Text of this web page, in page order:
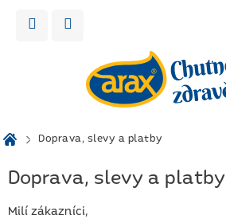
DomůDoprava, slevy a platby
Doprava, slevy a platby
Milí zákazníci,